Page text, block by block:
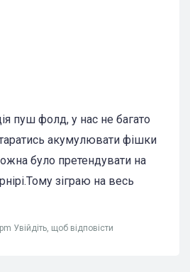
пуш фолд, у нас не багато
акумулювати фішки
було претендувати на
зіграю на весь
Увійдіть, щоб відповісти